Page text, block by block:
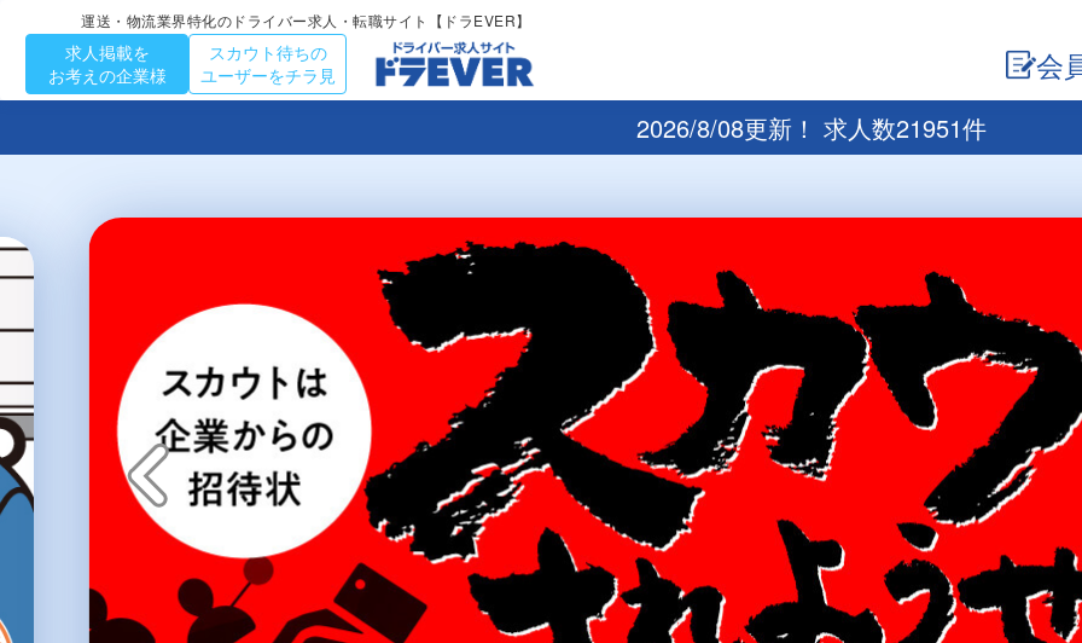
運送・物流業界特化のドライバー求人・転職サイト【ドラEVER】
求人掲載を
お考えの企業様
スカウト待ちの
ユーザーをチラ見
会
2026/8/08更新！ 求人数21951件